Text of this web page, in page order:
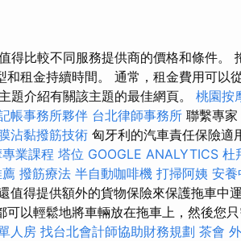
得比較不同服務提供商的價格和條件。
租金持續時間。 通常，租金費用可以
題介紹有關該主題的最佳網頁。 桃園按
帳事務所夥伴 台北律師事務所 聯繫專
沾黏撥筋技術 匈牙利的汽車責任保險適
業課程 塔位 GOOGLE ANALYTICS 杜
撥筋療法 半自動咖啡機 打掃阿姨 安養
值得提供額外的貨物保險來保護拖車中
以輕鬆地將車輛放在拖車上，然後您
人房 找台北會計師協助財務規劃 茶會